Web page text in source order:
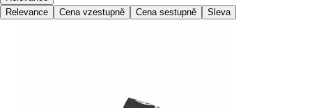
Relevance
Cena vzestupně Cena sestupně Sleva